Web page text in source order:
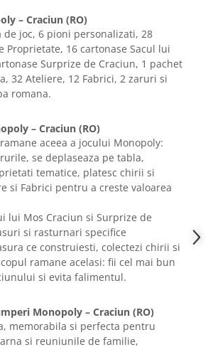
– Craciun (RO)
joc, 6 pioni personalizati, 28
Proprietate, 16 cartonase Sacul lui
Surprize de Craciun, 1 pachet
32 Ateliere, 12 Fabrici, 2 zaruri si
romana.
– Craciun (RO)
aceea a jocului Monopoly:
se deplaseaza pe tabla,
tematice, platesc chirii si
si Fabrici pentru a creste valoarea
lui Mos Craciun si Surprize de
si rasturnari specifice
ce construiesti, colectezi chirii si
ramane acelasi: fii cel mai bun
si evita falimentul.
Monopoly – Craciun (RO)
memorabila si perfecta pentru
si reuniunile de familie,